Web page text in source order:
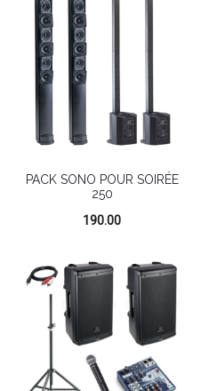
PACK SONO POUR SOIRÉE
250
190.00